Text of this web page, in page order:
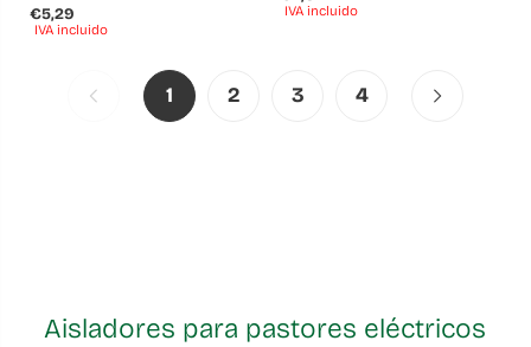
€5,29
IVA incluido
IVA incluido
1 2 3 4
Aisladores para pastores eléctricos